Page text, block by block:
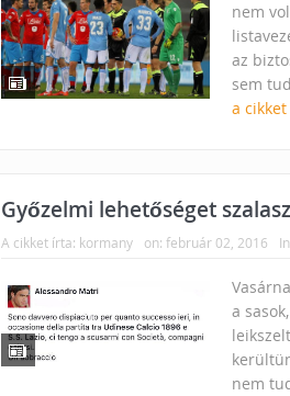
nem
az
sem
a cikket
Győzelmi lehetőséget
A cikket írta: kormany on: február 02, 2016
a
nem